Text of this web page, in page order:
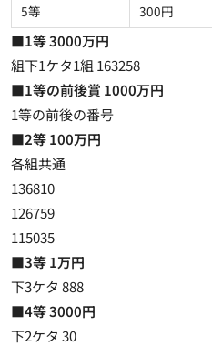
5等
300円
■1等 3000万円
組下1ケタ1組 163258
■1等の前後賞 1000万円
1等の前後の番号
■2等 100万円
各組共通
136810
126759
115035
■3等 1万円
下3ケタ 888
■4等 3000円
下2ケタ 30